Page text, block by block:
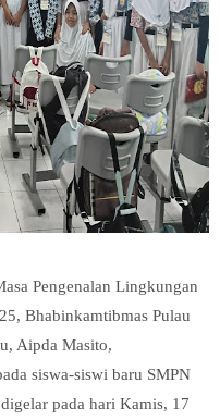
Pengenalan Lingkungan
Bhabinkamtibmas Pulau
Aipda Masito,
siswa-siswi baru SMPN
pada hari Kamis, 17